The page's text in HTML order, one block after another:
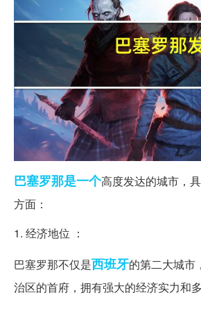
巴塞罗那是一个高度发达的城市，
方面：
1. 经济地位 ：
巴塞罗那不仅是西班牙的第二大城市
治区的首府，拥有强大的经济实力和